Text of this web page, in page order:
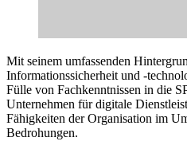
Mit seinem umfassenden
Informationssicherheit und -
Fülle von Fachkenntnissen in die
Unternehmen für digitale
Fähigkeiten der Organisation im
Bedrohungen.